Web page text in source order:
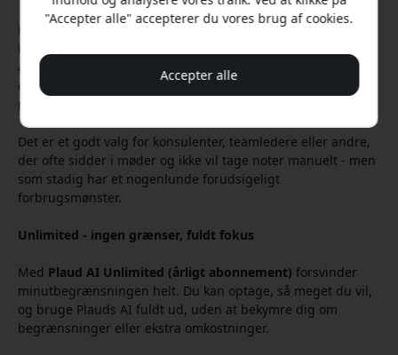
Pro-abonnementet giver 1200 minutter om måneden, et
klart trin opad, og er velegnet til dig, der bruger Plaud i
arbejdet eller studiet. Det giver markant flere
optageminutter om måneden og bedre støtte til længere
møder.
Det er et godt valg for konsulenter, teamledere eller andre,
der ofte sidder i møder og ikke vil tage noter manuelt - men
som stadig har et nogenlunde forudsigeligt
forbrugsmønster.
Unlimited - ingen grænser, fuldt fokus
Med Plaud AI Unlimited (årligt abonnement) forsvinder
minutbegrænsningen helt. Du kan optage, så meget du vil,
og bruge Plauds AI fuldt ud, uden at bekymre dig om
begrænsninger eller ekstra omkostninger.
"Accepter alle" accepterer du vores brug af cookies.
Accepter alle